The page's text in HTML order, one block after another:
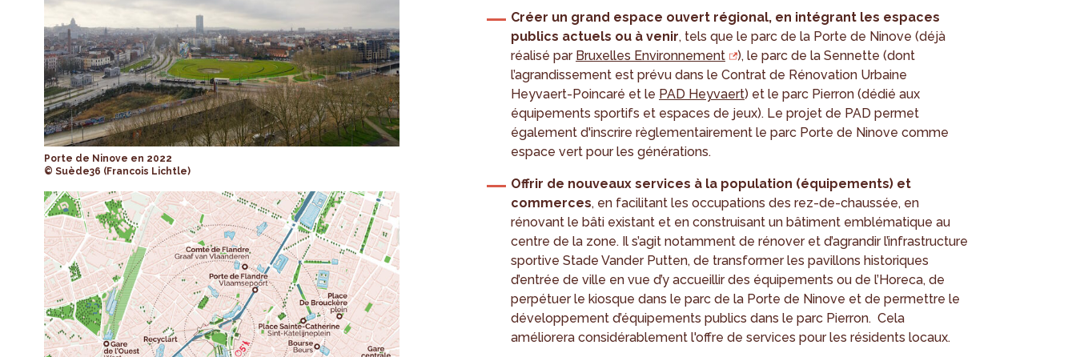
Porte de Ninove en 2022
© Suède36 (Francois Lichtle)
Créer un grand espace ouvert régional, en intégrant les espaces
publics actuels ou à venir, tels que le parc de la Porte de Ninove (déjà
réalisé par Bruxelles Environnement
), le parc de la Sennette (dont
l’agrandissement est prévu dans le Contrat de Rénovation Urbaine
Heyvaert-Poincaré et le PAD Heyvaert) et le parc Pierron (dédié aux
équipements sportifs et espaces de jeux). Le projet de PAD permet
également d'inscrire règlementairement le parc Porte de Ninove comme
espace vert pour les générations.
Offrir de nouveaux services à la population (équipements) et
commerces, en facilitant les occupations des rez-de-chaussée, en
rénovant le bâti existant et en construisant un bâtiment emblématique au
centre de la zone. Il s’agit notamment de rénover et d’agrandir l’infrastructure
sportive Stade Vander Putten, de transformer les pavillons historiques
d’entrée de ville en vue d’y accueillir des équipements ou de l’Horeca, de
perpétuer le kiosque dans le parc de la Porte de Ninove et de permettre le
développement d’équipements publics dans le parc Pierron. Cela
améliorera considérablement l'offre de services pour les résidents locaux.